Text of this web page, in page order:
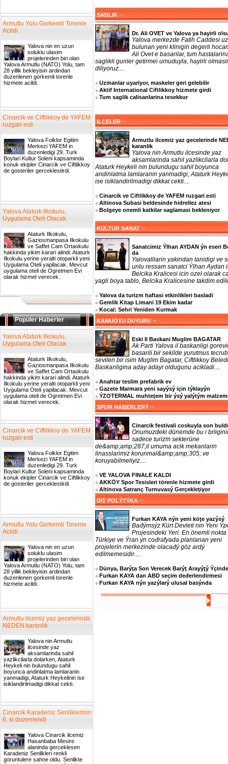
Armutlu Yolu Gorkemli Torenle
Acildi
Yalova nin en uzun
soluklu ulasim
projelerinden biri olan
Yalova Armutlu (NATO) Yolu, tam
28 yillik bekleyisin ardindan
duzenlenen gorkemli torenle
hizmete acildi.
Cinarcik ve Ciftlikkoy de YAFEM
ruzgari esti
Yalova Folklor Egitim
Merkezi YAFEM in
duzenledigi 29. Turk
Boylari Kultur Soleni kapsaminda
konuk ekipler Cinarcik ve Ciftlikkoy
de gosteriler gerceklestirdi.
Yalova Ataturk Ilkokulu,
Uygulama Oteli Olacak
Ataturk Ilkokulu,
Gaziosmanpasa Ilkokulu
ve Saffet Cam Ortaokulu
hakkinda yikim karari alindi. Ataturk
Ilkokulu yerine yeralti otoparkli yeni
Uygulama Oteli yapilacak. Mevcut
uygulama oteli de Ogretmen Evi
olarak hizmet verecek.
Popüler Haberler
Yalova Ataturk Ilkokulu,
Uygulama Oteli Olacak
Ataturk Ilkokulu,
Gaziosmanpasa Ilkokulu
ve Saffet Cam Ortaokulu
hakkinda yikim karari alindi. Ataturk
Ilkokulu yerine yeralti otoparkli yeni
Uygulama Oteli yapilacak. Mevcut
uygulama oteli de Ogretmen Evi
olarak hizmet verecek.
Cinarcik ve Ciftlikkoy de YAFEM
ruzgari esti
Yalova Folklor Egitim
Merkezi YAFEM in
duzenledigi 29. Turk
Boylari Kultur Soleni kapsaminda
konuk ekipler Cinarcik ve Ciftlikkoy
de gosteriler gerceklestirdi.
Armutlu Yolu Gorkemli Torenle
Acildi
Yalova nin en uzun
soluklu ulasim
projelerinden biri olan
Yalova Armutlu (NATO) Yolu, tam
28 yillik bekleyisin ardindan
duzenlenen gorkemli torenle
hizmete acildi.
Armutlu ilcemiz yaz gecelerinde
NEDEN karanlik
Yalova nin Armutlu
ilcesinde yaz
aksamlarinda sahil
yazlikcilarla dolarken, Ataturk
Heykeli nin bulundugu sahil
boyunca andinlatma lamlaranin
yanmadigi, Ataturk Heykelinin ise
isiklandirilmadigi dikkat cekti.
Cinarcik Karadeniz Senliklerinin
6. si duzenlendi
Yalova Cinarcik ilcemiz
Hasanbaba Mesire
alaninda gerceklesen
Karadeniz Senlikleri renkli
goruntulere sahne oldu. Senlikte
SAĐLIK ¬
Dr. Ali OVET ve Yalova ya hayirli
Yalova merkezde Fatih Caddesi
bulunan yeni klinigin degerli
Ali Ovet e basarilar, tum
saglikli gunler getirmei umuduyla, hayirli
diliyoruz....
Uzmanlar uyariyor, maskeler geri gelebilir
Aktif International Ciftlikkoy hizmete girdi
Tum saglik calisanlarina tesekkur
ILÇELER ¬
Armutlu ilcemiz yaz gecelerinde
karanlik
Yalova nin Armutlu ilcesinde yaz
aksamlarinda sahil yazlikcilarla
Ataturk Heykeli nin bulundugu sahil boyunca
andinlatma lamlaranin yanmadigi, Ataturk
ise isiklandirilmadigi dikkat cekti....
Cinarcik ve Ciftlikkoy de YAFEM ruzgari esti
Altinova Subasi beldesinde hidrellez atesi
Bolgeye onemli katkilar saglamasi bekleniyor
KÜLTÜR SANAT ¬
Sanatcimiz Ýlhan AYDAN ýn eseri
da
Yalovalilarin yakindan tanidigi ve
unlu ressam sanatci Ýlhan Aydan
Belcika Kralicesi icin ozel olarak
yagli boya tablo, Belcika Kralicesine takdim
Yalova da turizm haftasi etkinlikleri basladi
Gemlik Kitap Limani 19 Ekim kadar
Kocal: Sehri Yeniden Kurmak
KAMUOYU DUYURU ¬
Eski Il Baskani Muglim BAGATAR
Ak Parti Yalova il baskanligi
basarili bir sekilde yurutmus
sevilen bir isim Muglim Bagatar, Ciftlikkoy
Baskanligina aday adayi oldugunu acikladi....
Anahtar teslim prefabrik ev
Gazete Marmara yeni sayýsý için týklayýn
ÝZOTERMAL muhteţem bir ýsý yalýtým
SPOR HABERLERÝ ¬
Cinarcik festivali coskuyla son
Onumuzdeki dünemde bu i
sadece turizm sekterüne
de&amp;amp;287;il umuma acik mekanlarin
linasslarimiz korunmal&amp;amp;305; ve
koruyabilmeliyiz....
VE YALOVA FINALE KALDI
AKKÖY Spor Tesisleri törenle hizmete girdi
Altinova Satranç Turnuvasý Gerçekleţiyor
DIŢ POLÝTÝKA ¬
Furkan KAYA nýn yeni köţe yazýsý
Bađýmsýz Kürt Devleti nin Yeni
Projesindeki Yeri. En önemli nokta
Türkiye ve Ýran ýn cođrafyada planlanan yeni
projelerin merkezinde olacađý göz ardý
edilmemesidir....
Dünya, Barýţa Son Verecek Barýţ Arayýţý Ýçinde
Furkan KAYA dan ABD seçim deđerlendirmesi
Furkan KAYA nýn yazýlarý ulusal basýnda